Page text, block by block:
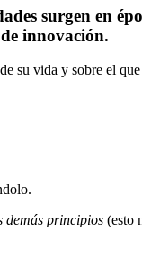
surgen en
innovación.
su vida y sobre el
demás principios (esto